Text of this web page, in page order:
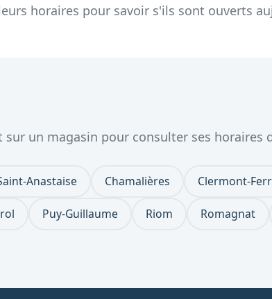
horaires pour savoir s'ils sont ouverts
un magasin pour consulter ses horaires
Anastaise Chamalières Clermont-
Puy-Guillaume Riom Romagnat